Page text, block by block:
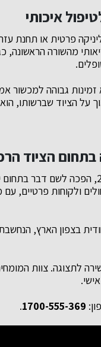
איכותי
פרטית או תחנת
מהשורה הראשונה,
זמינות גבוהה למכשור
על הציוד שברשותו,
, שנוסדה בשנת 2011, הפכה לשם
ולקוחות פרטיים, עם
בצפון הארץ,
לתצוגה. צוות
1700-555-369
.